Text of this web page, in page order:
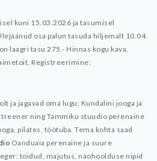
kuni 15.03.2026 ja tasumisel
osa palun tasuda hiljemalt 10.04.
laagri tasu 275.- Hinnas kogu kava,
Registreerimine:
ja jagavad oma lugu: Kundalini jooga ja
ning Tammiku stuudio perenaine
pilates, töötuba. Tema kohta saad
Oanduaia perenaine ja suure
toidud, majutus, näohoolduse nipid